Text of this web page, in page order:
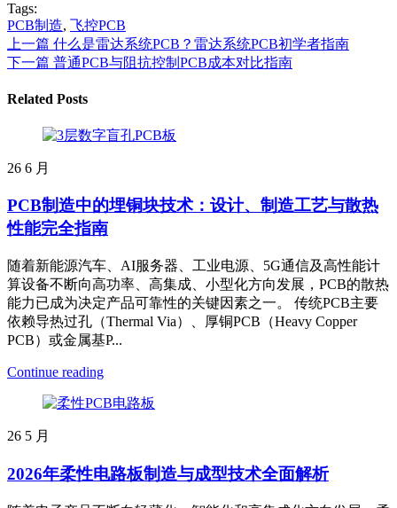
Tags:
PCB制造, 飞控PCB
上一篇 什么是雷达系统PCB？雷达系统PCB初学者指南
下一篇 普通PCB与阻抗控制PCB成本对比指南
Related Posts
26 6 月
PCB制造中的埋铜块技术：设计、制造工艺与散热
性能完全指南
随着新能源汽车、AI服务器、工业电源、5G通信及高性能计
算设备不断向高功率、高集成、小型化方向发展，PCB的散热
能力已成为决定产品可靠性的关键因素之一。 传统PCB主要
依赖导热过孔（Thermal Via）、厚铜PCB（Heavy Copper
PCB）或金属基P...
Continue reading
26 5 月
2026年柔性电路板制造与成型技术全面解析